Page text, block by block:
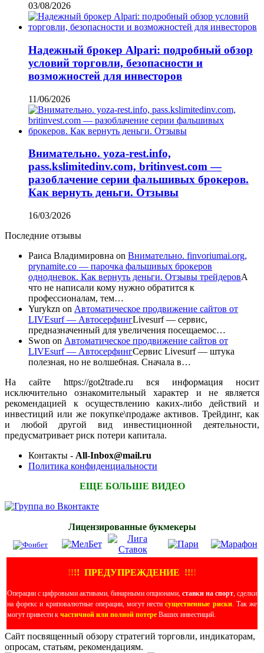
03/08/2026
Надежный брокер Alpari: подробный обзор
условий торговли, безопасности и
возможностей для инвесторов
11/06/2026
Внимательно. yoza-rest.info,
pass.kslimitedinv.com, britinvest.com —
разоблачение серии фальшивых брокеров.
Как вернуть деньги. Отзывы
16/03/2026
Последние отзывы
Раиса Владимировна on Внимательно. finvoriumai.org,
prynamite.co — парочка фальшивых брокеров
однодневок. Как вернуть деньги. Отзывы трейдеровА
что не написали кому нужно обратится к
профессионалам, тем…
Yurykzn on Автоматическое продвижение сайтов от
LIVEsurf — АвтосерфингLivesurf — сервис,
предназначенный для увеличения посещаемос…
Swon on Автоматическое продвижение сайтов от
LIVEsurf — АвтосерфингСервис Livesurf — штука
полезная, но не волшебная. Сначала в…
На сайте https://got2trade.ru вся информация носит
исключительно ознакомительный характер и не является
рекомендацией к осуществлению каких-либо действий и
инвестиций или же покупке\продаже активов. Трейдинг, как
и любой другой вид инвестиционной деятельности,
предусматривает риск потери капитала.
Контакты - All-Inbox@mail.ru
Политика конфиденциальности
ЕЩЕ БОЛЬШЕ ВИДЕО
Лицензированные букмекеры
!!!! ПРЕДУПРЕЖДЕНИЕ !!!!
Операции с цифровыми активами, бинарными опционами, ставки на спорт, сделки
на форекс и криповалютные операции, могут нестисущественные риски. Так же
могут привести к частичной или полной потере Ваших инвестиций.
Сайт посвященный обзору стратегий торговли, индикаторам,
опросам, статьям, рекомендациям.